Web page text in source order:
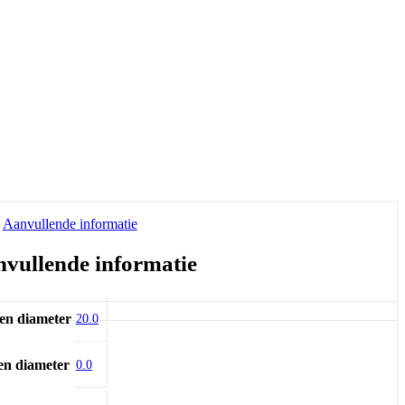
Aanvullende informatie
informatie
diameter 20.0
diameter 0.0